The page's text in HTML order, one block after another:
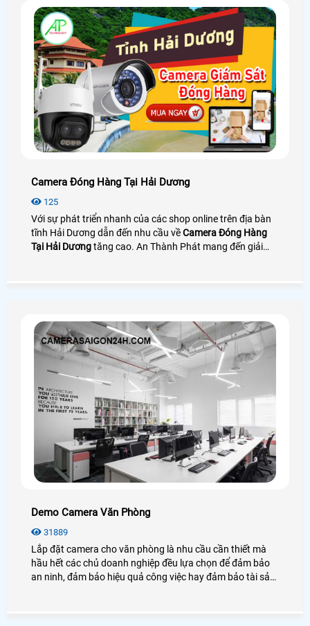
Camera Đóng Hàng Tại Hải Dương
125
Với sự phát triển nhanh của các shop online trên địa bàn
tĩnh Hải Dương dẫn đến nhu cầu vềCamera Đóng Hàng
Tại Hải Dươngtăng cao. An Thành Phát mang đến giải
Demo Camera Văn Phòng
31889
Lắp đặt camera cho văn phòng là nhu cầu cần thiết mà
hầu hết các chủ doanh nghiệp đều lựa chọn để đảm bảo
an ninh, đảm bảo hiệu quả công việc hay đảm bảo tài sản